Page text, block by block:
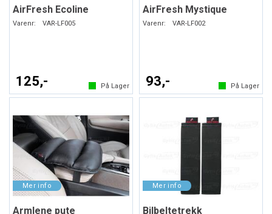
AirFresh Ecoline
Varenr: VAR-LF005
125,- På Lager
AirFresh Mystique
Varenr: VAR-LF002
93,- På Lager
Armlene pute Bilbeltetrekk